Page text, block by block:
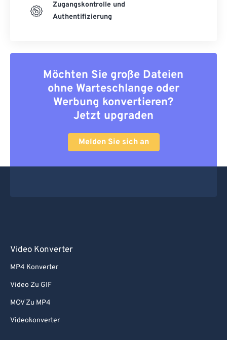
Zugangskontrolle und
Authentifizierung
Möchten Sie große Dateien
ohne Warteschlange oder
Werbung konvertieren?
Jetzt upgraden
Melden Sie sich an
Video Konverter
MP4 Konverter
Video Zu GIF
MOV Zu MP4
Videokonverter